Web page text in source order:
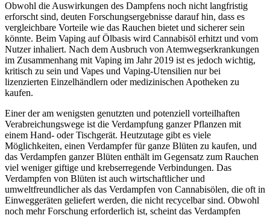
Obwohl die Auswirkungen des Dampfens noch nicht langfristig
erforscht sind, deuten Forschungsergebnisse darauf hin, dass es
vergleichbare Vorteile wie das Rauchen bietet und sicherer sein
könnte. Beim Vaping auf Ölbasis wird Cannabisöl erhitzt und vom
Nutzer inhaliert. Nach dem Ausbruch von Atemwegserkrankungen
im Zusammenhang mit Vaping im Jahr 2019 ist es jedoch wichtig,
kritisch zu sein und Vapes und Vaping-Utensilien nur bei
lizenzierten Einzelhändlern oder medizinischen Apotheken zu
kaufen.
Einer der am wenigsten genutzten und potenziell vorteilhaften
Verabreichungswege ist die Verdampfung ganzer Pflanzen mit
einem Hand- oder Tischgerät. Heutzutage gibt es viele
Möglichkeiten, einen Verdampfer für ganze Blüten zu kaufen, und
das Verdampfen ganzer Blüten enthält im Gegensatz zum Rauchen
viel weniger giftige und krebserregende Verbindungen. Das
Verdampfen von Blüten ist auch wirtschaftlicher und
umweltfreundlicher als das Verdampfen von Cannabisölen, die oft in
Einweggeräten geliefert werden, die nicht recycelbar sind. Obwohl
noch mehr Forschung erforderlich ist, scheint das Verdampfen